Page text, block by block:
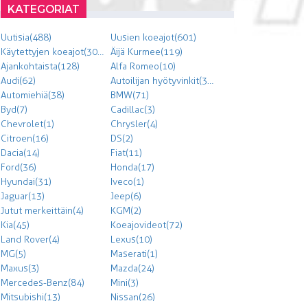
KATEGORIAT
Uutisia (488)
Uusien koeajot (601)
Käytettyjen koeajot (303) Äijä Kurmee (119)
Ajankohtaista (128)
Alfa Romeo (10)
Audi (62)
Autoilijan hyötyvinkit (300)
Automiehiä (38)
BMW (71)
Byd (7)
Cadillac (3)
Chevrolet (1)
Chrysler (4)
Citroen (16)
DS (2)
Dacia (14)
Fiat (11)
Ford (36)
Honda (17)
Hyundai (31)
Iveco (1)
Jaguar (13)
Jeep (6)
Jutut merkeittäin (4)
KGM (2)
Kia (45)
Koeajovideot (72)
Land Rover (4)
Lexus (10)
MG (5)
Maserati (1)
Maxus (3)
Mazda (24)
Mercedes-Benz (84)
Mini (3)
Mitsubishi (13)
Nissan (26)